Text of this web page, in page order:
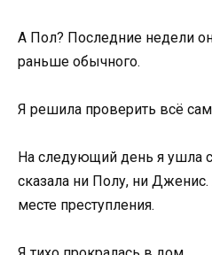
А Пол? Последние недели
раньше обычного.
Я решила проверить всё
На следующий день я ушла
сказала ни Полу, ни Дженис.
месте преступления.